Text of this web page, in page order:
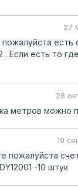
27
есть
. Если есть то
28
метров можно
19
пожалуйста
-10 штук